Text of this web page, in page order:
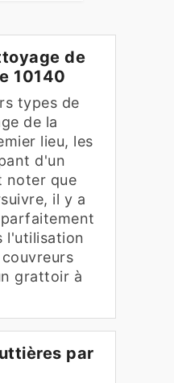
de
10140
types de
de la
lieu, les
d'un
noter que
il y a
l'utilisation
couvreurs
grattoir à
par